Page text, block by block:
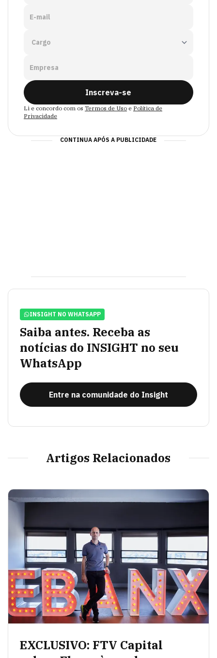
E-mail
Empresa
Inscreva-se
Li e concordo com os Termos de Uso e Política de
Privacidade
CONTINUA APÓS A PUBLICIDADE
INSIGHT NO WHATSAPP
Saiba antes. Receba as
notícias do INSIGHT no seu
WhatsApp
Entre na comunidade do Insight
Artigos Relacionados
EXCLUSIVO: FTV Capital